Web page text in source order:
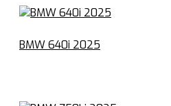
BMW 640i 2025